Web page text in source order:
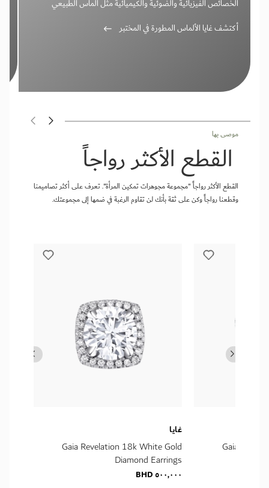
الخصائص الفيزيائية والضوئية والكيميائية مثل الماس الطبيعي
يتم إنتاجها في الطبيعة.
أكتشف غايا الألماس المطورة في المختبر
موصى بها
القطع الأكثر رواجاً
القطع الأكثر رواجاً "مجموعة مجوهرات تمكين المرأة". تعرف على أكثر تصاميمنا
وقطعنا رواجاً وكن على ثقة بأنك لن تقاوم الرغبة في ضمها إلى مجموعتك.
غايا
Gaia Revelation 18k White Gold
Diamond Earrings
٥٠٠٫٠٠٠ BHD
Gaia